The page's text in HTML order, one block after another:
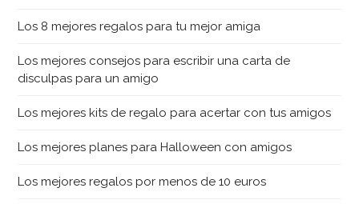
Los 8 mejores regalos para tu mejor amiga
Los mejores consejos para escribir una carta de
disculpas para un amigo
Los mejores kits de regalo para acertar con tus amigos
Los mejores planes para Halloween con amigos
Los mejores regalos por menos de 10 euros